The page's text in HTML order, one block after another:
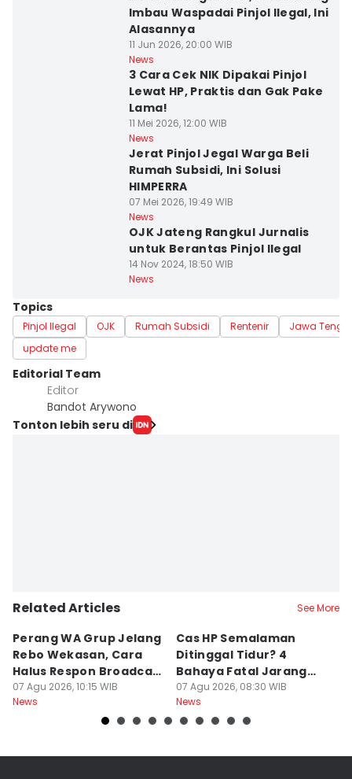
Imbau Waspadai Pinjol Ilegal, Ini
Alasannya
11 Jun 2026, 20:00 WIB
News
3 Cara Cek NIK Dipakai Pinjol
Lewat HP, Praktis dan Gak Pake
Lama!
11 Mei 2026, 12:00 WIB
News
Jerat Pinjol Jegal Warga Beli
Rumah Subsidi, Ini Solusi
HIMPERRA
07 Mei 2026, 19:49 WIB
News
OJK Jateng Rangkul Jurnalis
untuk Berantas Pinjol Ilegal
14 Nov 2024, 18:50 WIB
News
Topics
Pinjol Ilegal OJK Rumah Subsidi Rentenir
Jawa
update me
Editorial Team
Editor
Bandot Arywono
Tonton lebih seru di
Related Articles See More
Perang WA Grup Jelang
Rebo Wekasan, Cara
Halus Respon Broadcast
Parno
07 Agu 2026, 10:15 WIB
News
Cas HP Semalaman
Ditinggal Tidur? 4
Bahaya Fatal Jarang
Disadari Pekerja Kantor
07 Agu 2026, 08:30 WIB
News